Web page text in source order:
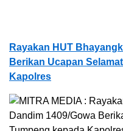
Rayakan HUT
Berikan Ucapan
Kapolres